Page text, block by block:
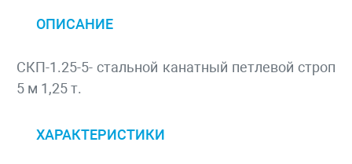
ОПИСАНИЕ
СКП-1.25-5- стальной канатный петлевой строп
5 м 1,25 т.
ХАРАКТЕРИСТИКИ